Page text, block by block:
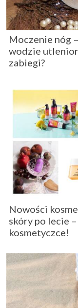
Moczenie nóg
wodzie
zabiegi?
Nowości
skóry po lecie
kosmetyczce!